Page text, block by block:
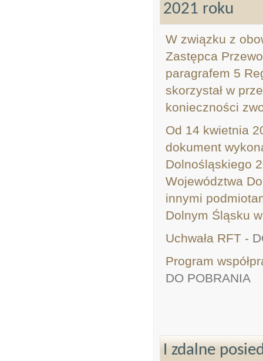
2021 roku
W związku z
Zastępca
paragrafem 5
skorzystał w
konieczności
Od 14 kwietnia
dokument
Dolnośląskiego
Województwa
innymi
Dolnym Śląsku
Uchwała RFT -
Program
DO POBRANIA
I zdalne